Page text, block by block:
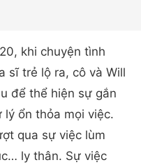
khi chuyện tình
sĩ trẻ lộ ra, cô và Will
để thể hiện sự gắn
lý ổn thỏa mọi việc.
qua sự việc lùm
ly thân. Sự việc